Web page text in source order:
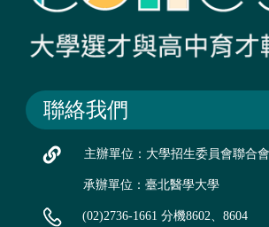
聯絡我們
主辦單位：大學招生委員會聯合會
承辦單位：臺北醫學大學
(02)2736-1661 分機8602、8604